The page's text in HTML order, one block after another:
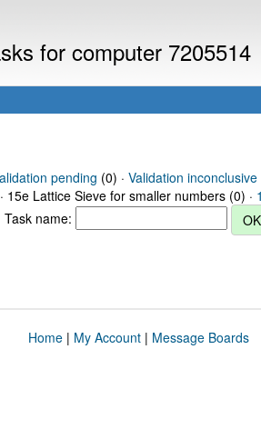
for computer 7205514
pending (0) · Validation inconclusive
15e Lattice Sieve for smaller numbers (0) ·
Task name:
Home| My Account| Message Boards